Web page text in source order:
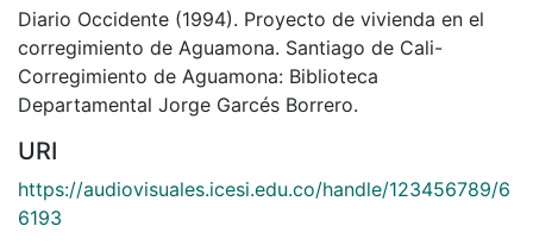
Diario Occidente (1994). Proyecto de vivienda en el
corregimiento de Aguamona. Santiago de Cali-
Corregimiento de Aguamona: Biblioteca
Departamental Jorge Garcés Borrero.
URI
https://audiovisuales.icesi.edu.co/handle/123456789/6
6193